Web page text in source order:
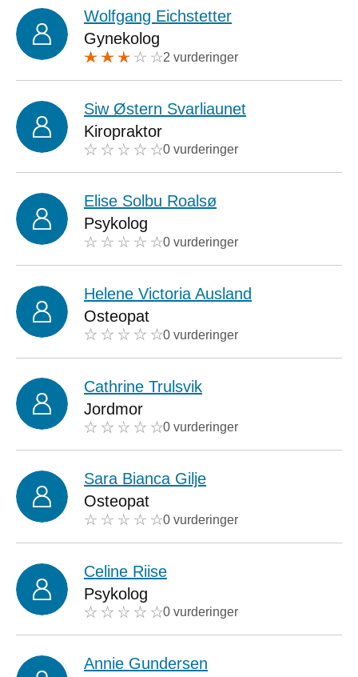
Wolfgang Eichstetter
Gynekolog
2 vurderinger
Siw Østern Svarliaunet
Kiropraktor
0 vurderinger
Elise Solbu Roalsø
Psykolog
0 vurderinger
Helene Victoria Ausland
Osteopat
0 vurderinger
Cathrine Trulsvik
Jordmor
0 vurderinger
Sara Bianca Gilje
Osteopat
0 vurderinger
Celine Riise
Psykolog
0 vurderinger
Annie Gundersen